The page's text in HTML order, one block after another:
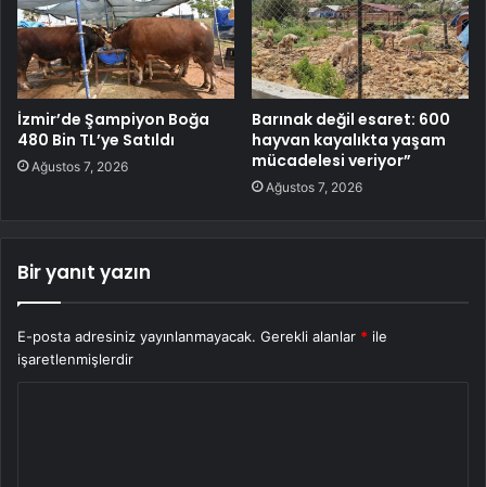
İzmir’de Şampiyon Boğa
480 Bin TL’ye Satıldı
Ağustos 7, 2026
Barınak değil esaret: 600
hayvan kayalıkta yaşam
mücadelesi veriyor”
Ağustos 7, 2026
Bir yanıt yazın
E-posta adresiniz yayınlanmayacak. Gerekli alanlar * ile
işaretlenmişlerdir